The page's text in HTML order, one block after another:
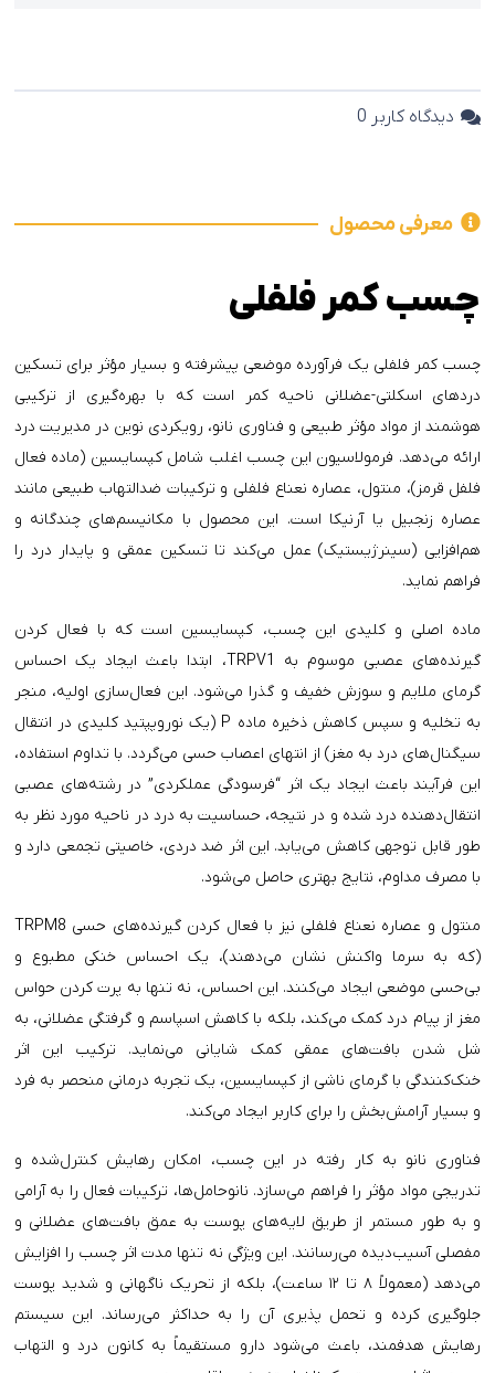
دیدگاه کاربر 0
معرفی محصول
چسب کمر فلفلی
چسب کمر فلفلی یک فرآورده موضعی پیشرفته و بسیار مؤثر برای تسکین
دردهای اسکلتی-عضلانی ناحیه کمر است که با بهره‌گیری از ترکیبی
هوشمند از مواد مؤثر طبیعی و فناوری نانو، رویکردی نوین در مدیریت درد
ارائه می‌دهد. فرمولاسیون این چسب اغلب شامل کپسایسین (ماده فعال
فلفل قرمز)، منتول، عصاره نعناع فلفلی و ترکیبات ضدالتهاب طبیعی مانند
عصاره زنجبیل یا آرنیکا است. این محصول با مکانیسم‌های چندگانه و
هم‌افزایی (سینرژیستیک) عمل می‌کند تا تسکین عمقی و پایدار درد را
فراهم نماید.
ماده اصلی و کلیدی این چسب، کپسایسین است که با فعال کردن
گیرنده‌های عصبی موسوم به TRPV1، ابتدا باعث ایجاد یک احساس
گرمای ملایم و سوزش خفیف و گذرا می‌شود. این فعال‌سازی اولیه، منجر
به تخلیه و سپس کاهش ذخیره ماده P (یک نوروپپتید کلیدی در انتقال
سیگنال‌های درد به مغز) از انتهای اعصاب حسی می‌گردد. با تداوم استفاده،
این فرآیند باعث ایجاد یک اثر “فرسودگی عملکردی” در رشته‌های عصبی
انتقال‌دهنده درد شده و در نتیجه، حساسیت به درد در ناحیه مورد نظر به
طور قابل توجهی کاهش می‌یابد. این اثر ضد دردی، خاصیتی تجمعی دارد و
با مصرف مداوم، نتایج بهتری حاصل می‌شود.
منتول و عصاره نعناع فلفلی نیز با فعال کردن گیرنده‌های حسی TRPM8
(که به سرما واکنش نشان می‌دهند)، یک احساس خنکی مطبوع و
بی‌حسی موضعی ایجاد می‌کنند. این احساس، نه تنها به پرت کردن حواس
مغز از پیام درد کمک می‌کند، بلکه با کاهش اسپاسم و گرفتگی عضلانی، به
شل شدن بافت‌های عمقی کمک شایانی می‌نماید. ترکیب این اثر
خنک‌کنندگی با گرمای ناشی از کپسایسین، یک تجربه درمانی منحصر به فرد
و بسیار آرامش‌بخش را برای کاربر ایجاد می‌کند.
فناوری نانو به کار رفته در این چسب، امکان رهایش کنترل‌شده و
تدریجی مواد مؤثر را فراهم می‌سازد. نانوحامل‌ها، ترکیبات فعال را به آرامی
و به طور مستمر از طریق لایه‌های پوست به عمق بافت‌های عضلانی و
مفصلی آسیب‌دیده می‌رسانند. این ویژگی نه تنها مدت اثر چسب را افزایش
می‌دهد (معمولاً ۸ تا ۱۲ ساعت)، بلکه از تحریک ناگهانی و شدید پوست
جلوگیری کرده و تحمل پذیری آن را به حداکثر می‌رساند. این سیستم
رهایش هدفمند، باعث می‌شود دارو مستقیماً به کانون درد و التهاب